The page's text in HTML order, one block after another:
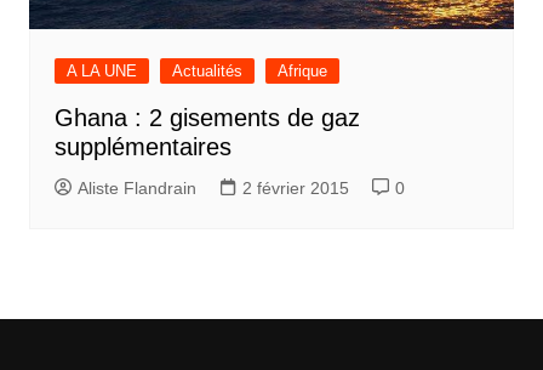
A LA UNE Actualités Afrique
Ghana : 2 gisements de gaz
supplémentaires
Aliste Flandrain 2 février 2015 0